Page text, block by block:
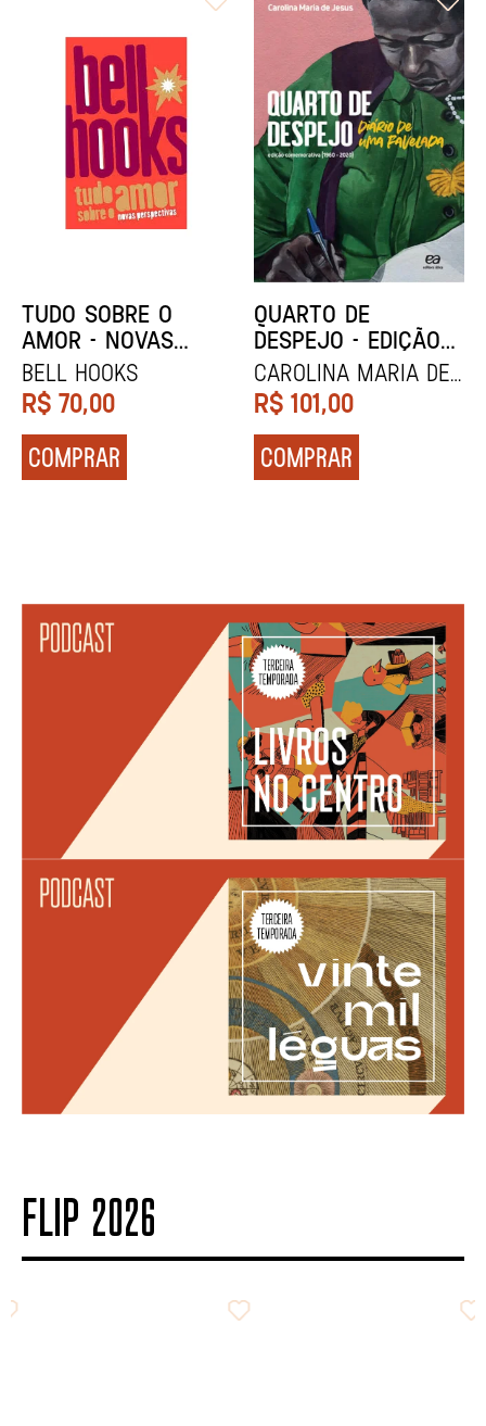
TUDO SOBRE O
AMOR - NOVAS
PERSPECTIVAS
bell hooks
R$ 70,00
COMPRAR
QUARTO DE
DESPEJO - EDIÇÃO
COMEMORATIVA
Carolina Maria de
Jesus
R$ 101,00
COMPRAR
FLIP 2026